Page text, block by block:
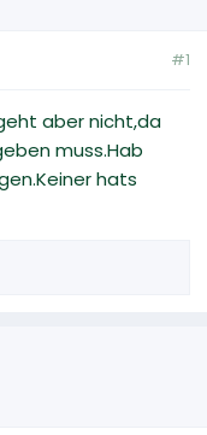
#1
aber nicht,da
muss.Hab
hats